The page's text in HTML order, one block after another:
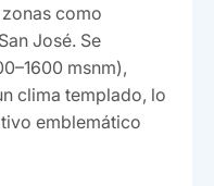
como
José. Se
msnm),
clima templado, lo
emblemático